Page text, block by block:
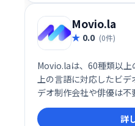
Movio.la
0.0 (0件)
Movio.laは、60種類以上
上の言語に対応したビ
デオ制作会社や俳優は
動画を作成できます。
独自のビデオスタジオを
詳